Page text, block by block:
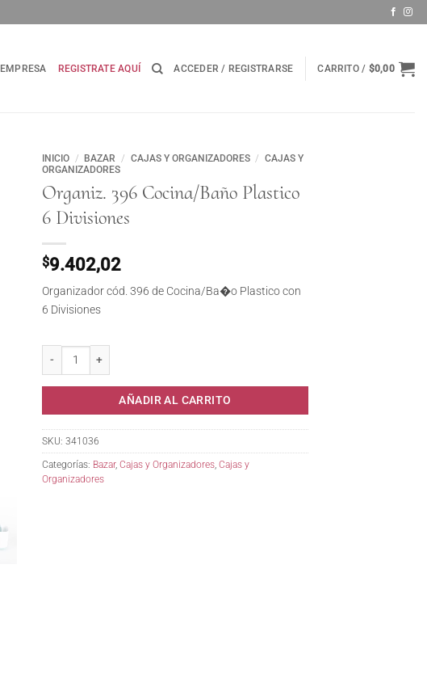
EMPRESA REGISTRATE AQUÍ ACCEDER / REGISTRARSE CARRITO / $0,00
INICIO / BAZAR / CAJAS Y ORGANIZADORES / CAJAS Y
ORGANIZADORES
Organiz. 396 Cocina/Baño Plastico
6 Divisiones
$9.402,02
Organizador cód. 396 de Cocina/Ba�o Plastico con
6 Divisiones
AÑADIR AL CARRITO
SKU: 341036
Categorías: Bazar, Cajas y Organizadores, Cajas y
Organizadores